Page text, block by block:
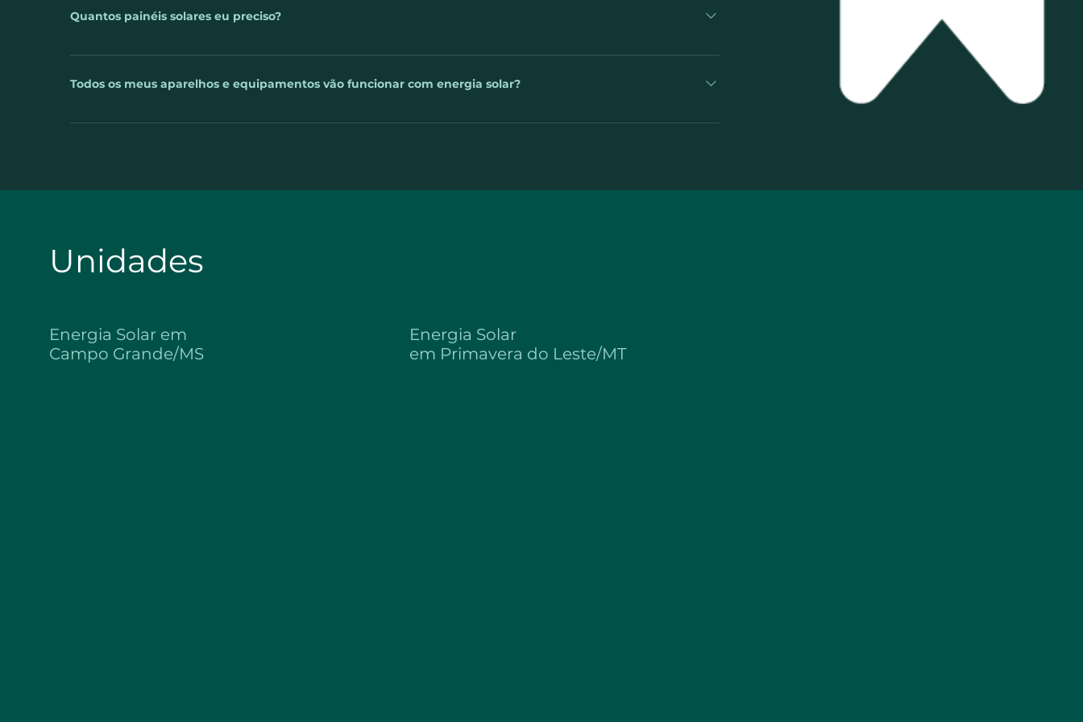
armazenada, gerando descontos na sua conta independentemente do período do dia. 😉
Quantos painéis solares eu preciso?
O cálculo é feito com base na sua fatura de energia elétrica, pois depende do consumo da eletricidade de cada um,
sistema solar, o seu consumo de energia aumentar em relação ao consumo antes da instalação, pode acontecer de
Todos os meus aparelhos e equipamentos vão funcionar com energia solar?
Sim. Qualquer eletroeletrônico funciona normalmente por meio do sistema de geração de energia solar, sem
Unidades
Energia Solar em
Campo Grande/MS
Energia Solar
em Primavera do Leste/MT